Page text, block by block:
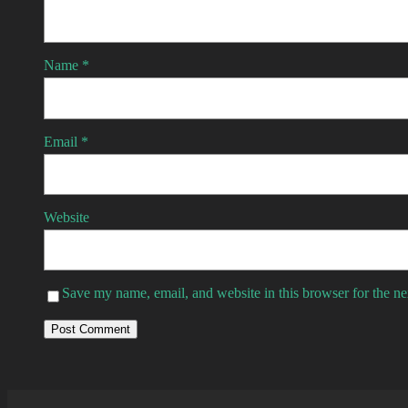
Name *
Email *
Website
Save my name, email, and website in this browser for the